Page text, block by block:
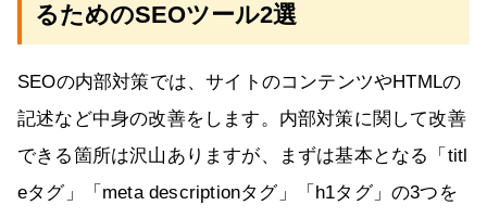
るためのSEOツール2選
SEOの内部対策では、サイトのコンテンツやHTMLの
記述など中身の改善をします。内部対策に関して改善
できる箇所は沢山ありますが、まずは基本となる「titl
eタグ」「meta descriptionタグ」「h1タグ」の3つを